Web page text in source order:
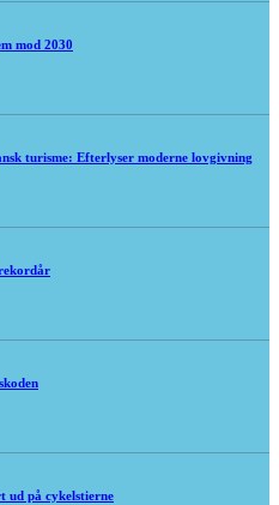
mod 2030
turisme: Efterlyser moderne lovgivning
ud på cykelstierne